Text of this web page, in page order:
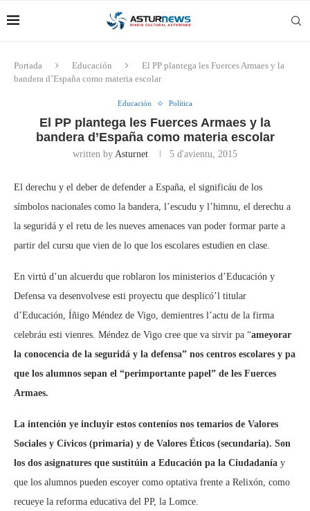
Portada Educación
El PP plantega les Fuerces Armaes y la
bandera d’España como materia escolar
Educación Política
El PP plantega les Fuerces Armaes y la
bandera d’España como materia escolar
written by Asturnet 5 d'avientu, 2015
El derechu y el deber de defender a España, el significáu de los
símbolos nacionales como la bandera, l’escudu y l’himnu, el derechu a
la seguridá y el retu de les nueves amenaces van poder formar parte a
partir del cursu que vien de lo que los escolares estudien en clase.
En virtú d’un alcuerdu que roblaron los ministerios d’Educación y
Defensa va desenvolvese esti proyectu que desplicó’l titular
d’Educación, Íñigo Méndez de Vigo, demientres l’actu de la firma
celebráu esti vienres. Méndez de Vigo cree que va sirvir pa “ameyorar
la conocencia de la seguridá y la defensa” nos centros escolares y pa
que los alumnos sepan el “perimportante papel” de les Fuerces
Armaes.
La intención ye incluyir estos conteníos nos temarios de Valores
Sociales y Cívicos (primaria) y de Valores Éticos (secundaria). Son
los dos asignatures que sustitúin a Educación pa la Ciudadanía y
que los alumnos pueden escoyer como optativa frente a Relixón, como
recueye la reforma educativa del PP, la Lomce.